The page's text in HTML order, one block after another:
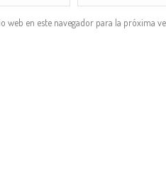
en este navegador para la próxima